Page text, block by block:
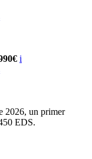
i
2026, un primer
EDS.